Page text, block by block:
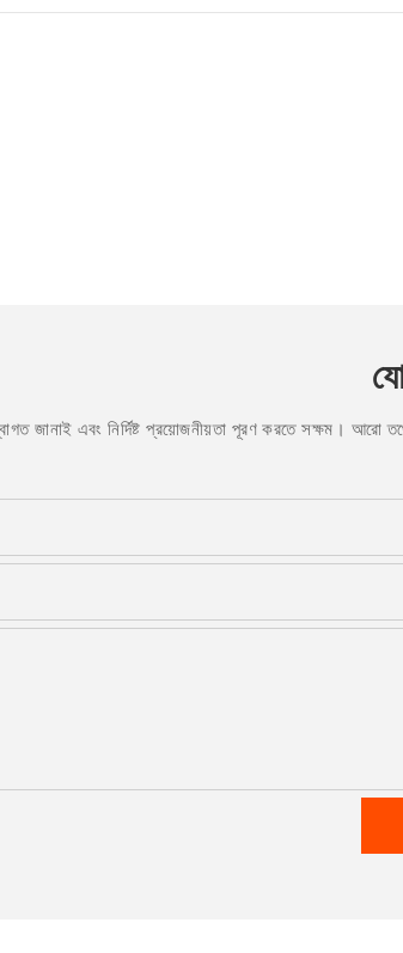
জানাই এবং নির্দিষ্ট প্রয়োজনীয়তা পূরণ করতে সক্ষম।